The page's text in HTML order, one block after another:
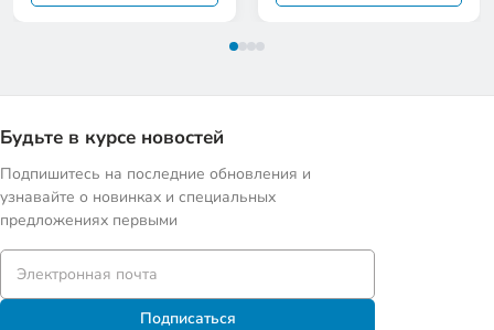
Будьте в курсе новостей
Подпишитесь на последние обновления и
узнавайте о новинках и специальных
предложениях первыми
Подписаться